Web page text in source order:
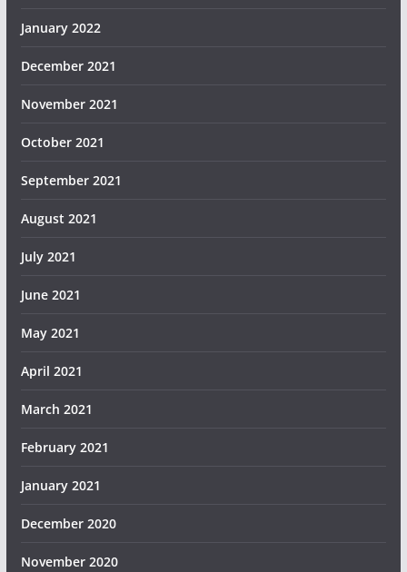
January 2022
December 2021
November 2021
October 2021
September 2021
August 2021
July 2021
June 2021
May 2021
April 2021
March 2021
February 2021
January 2021
December 2020
November 2020